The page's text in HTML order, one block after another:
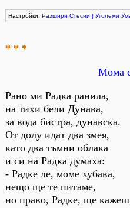
Настройки: Разшири Стесни | Уголеми
* * *
Мома
Рано ми Радка ранила,
на тихи бели Дунава,
за вода бистра, дунавска.
От долу идат два змея,
като два тъмни облака
и си на Радка думаха:
- Радке ле, моме хубава,
нещо ще те питаме,
но право, Радке, ще